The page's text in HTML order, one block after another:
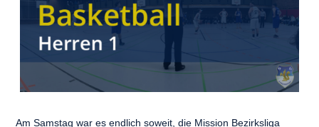
Am Samstag war es endlich soweit, die Mission Bezirksliga